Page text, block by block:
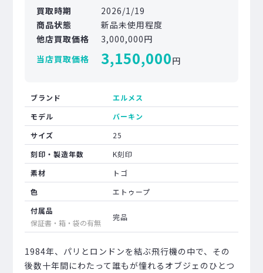
買取時期
2026/1/19
商品状態
新品未使用程度
他店買取価格
3,000,000円
当店買取価格
3,150,000円
ブランド
エルメス
モデル
バーキン
サイズ
25
刻印・製造年数
K刻印
素材
トゴ
色
エトゥープ
付属品
保証書・箱・袋の有無
完品
1984年、パリとロンドンを結ぶ飛行機の中で、その
後数十年間にわたって誰もが憧れるオブジェのひとつ